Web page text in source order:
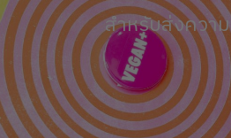
สำหรับส่งควา